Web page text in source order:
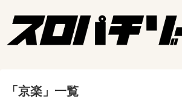
「 京楽 」 一覧